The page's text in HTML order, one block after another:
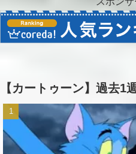
【カートゥーン】過去1